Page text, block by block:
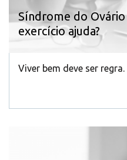
Síndrome do
exercício ajuda?
Viver bem deve ser regra.